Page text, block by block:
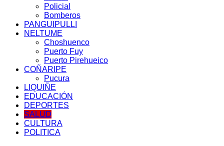
Policial
Bomberos
PANGUIPULLI
NELTUME
Choshuenco
Puerto Fuy
Puerto Pirehueico
COÑARIPE
Pucura
LIQUIÑE
EDUCACIÓN
DEPORTES
SALUD
CULTURA
POLITICA